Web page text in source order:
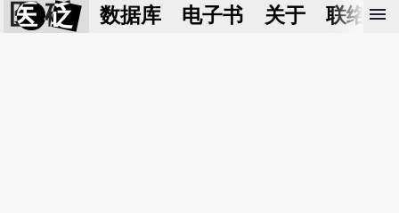
医 砭 数据库 电子书 关于 联络我
menu